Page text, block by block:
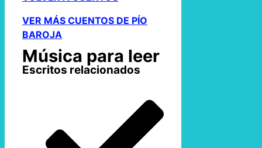
VER MÁS CUENTOS DE PÍO
BAROJA
Música para leer
Escritos relacionados